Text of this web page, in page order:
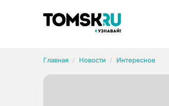
Главная Новости Интересное
Рубрики